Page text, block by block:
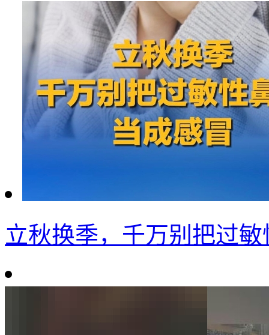
立秋换季，千万别把过